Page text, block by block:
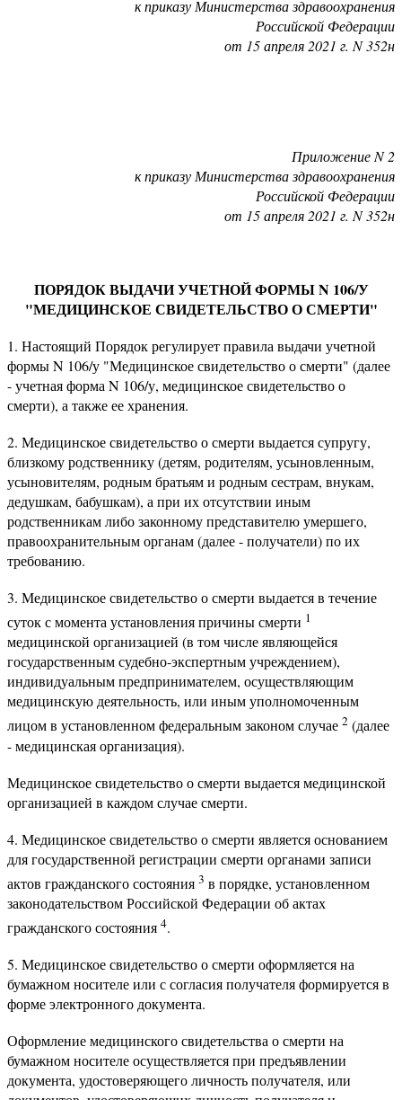
к приказу Министерства здравоохранения
Российской Федерации
от 15 апреля 2021 г. N 352н
Приложение N 2
к приказу Министерства здравоохранения
Российской Федерации
от 15 апреля 2021 г. N 352н
ПОРЯДОК ВЫДАЧИ УЧЕТНОЙ ФОРМЫ N 106/У
"МЕДИЦИНСКОЕ СВИДЕТЕЛЬСТВО О СМЕРТИ"
1. Настоящий Порядок регулирует правила выдачи учетной
формы N 106/у "Медицинское свидетельство о смерти" (далее
- учетная форма N 106/у, медицинское свидетельство о
смерти), а также ее хранения.
2. Медицинское свидетельство о смерти выдается супругу,
близкому родственнику (детям, родителям, усыновленным,
усыновителям, родным братьям и родным сестрам, внукам,
дедушкам, бабушкам), а при их отсутствии иным
родственникам либо законному представителю умершего,
правоохранительным органам (далее - получатели) по их
требованию.
3. Медицинское свидетельство о смерти выдается в течение
суток с момента установления причины смерти 1
медицинской организацией (в том числе являющейся
государственным судебно-экспертным учреждением),
индивидуальным предпринимателем, осуществляющим
медицинскую деятельность, или иным уполномоченным
лицом в установленном федеральным законом случае 2 (далее
- медицинская организация).
Медицинское свидетельство о смерти выдается медицинской
организацией в каждом случае смерти.
4. Медицинское свидетельство о смерти является основанием
для государственной регистрации смерти органами записи
актов гражданского состояния 3 в порядке, установленном
законодательством Российской Федерации об актах
гражданского состояния 4.
5. Медицинское свидетельство о смерти оформляется на
бумажном носителе или с согласия получателя формируется в
форме электронного документа.
Оформление медицинского свидетельства о смерти на
бумажном носителе осуществляется при предъявлении
документа, удостоверяющего личность получателя, или